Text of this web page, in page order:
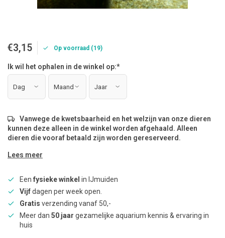
€3,15 Op voorraad (19)
Ik wil het ophalen in de winkel op:*
Vanwege de kwetsbaarheid en het welzijn van onze dieren
kunnen deze alleen in de winkel worden afgehaald. Alleen
dieren die vooraf betaald zijn worden gereserveerd.
Lees meer
Een fysieke winkel in IJmuiden
Vijfdagen per week open.
Gratis verzending vanaf 50,-
Meer dan 50 jaar gezamelijke aquarium kennis & ervaring in
huis